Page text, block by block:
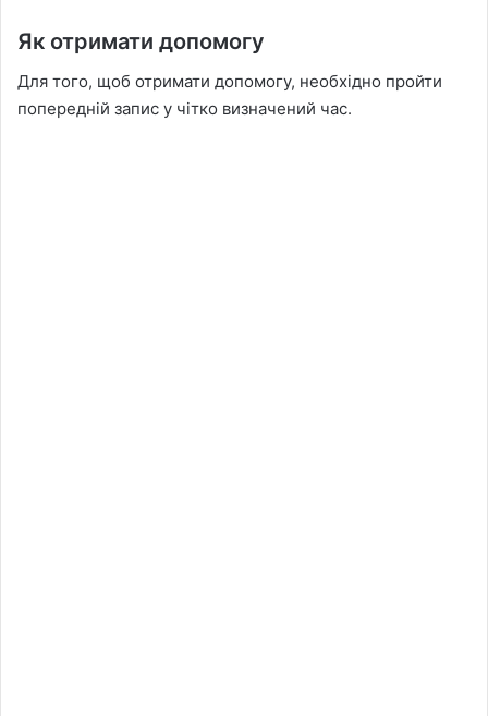
Як отримати допомогу
Для того, щоб отримати допомогу, необхідно пройти
попередній запис у чітко визначений час.